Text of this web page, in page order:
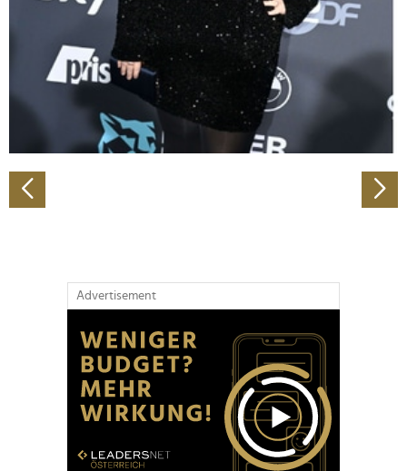
personalisieren, Funktionen für soziale Medien anbieten
zu können und die Zugriffe auf unsere Website zu
analysieren. Außerdem geben wir Informationen zu Ihrer
Verwendung unserer Website an unsere Partner für
soziale Medien, Werbung und Analysen weiter. Unsere
Partner führen diese Informationen möglicherweise mit
weiteren Daten zusammen, die Sie ihnen bereitgestellt
gesammelt haben.
Advertisement